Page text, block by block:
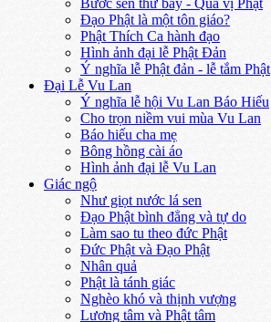
Bước sen thứ bảy - Quả vị Phật
Đạo Phật là một tôn giáo?
Phật Thích Ca hành đạo
Hình ảnh đại lễ Phật Đản
Ý nghĩa lễ Phật đản - lễ tắm Phật
Đại Lễ Vu Lan
Ý nghĩa lễ hội Vu Lan Báo Hiếu
Cho trọn niềm vui mùa Vu Lan
Báo hiếu cha mẹ
Bông hồng cài áo
Hình ảnh đại lễ Vu Lan
Giác ngộ
Như giọt nước lá sen
Đạo Phật bình đẳng và tự do
Làm sao tu theo đức Phật
Đức Phật và Đạo Phật
Nhân quả
Phật là tánh giác
Nghèo khó và thịnh vượng
Lương tâm và Phật tâm